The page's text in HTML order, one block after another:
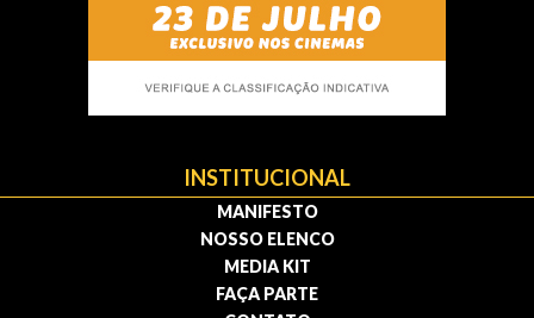
INSTITUCIONAL
MANIFESTO
NOSSO ELENCO
MEDIA KIT
FAÇA PARTE